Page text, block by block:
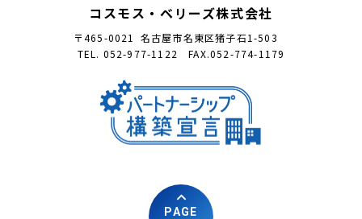
コスモス・ベリーズ株式会社
〒465-0021 名古屋市名東区猪子石1-503
TEL. 052-977-1122 FAX.052-774-1179
PAGE